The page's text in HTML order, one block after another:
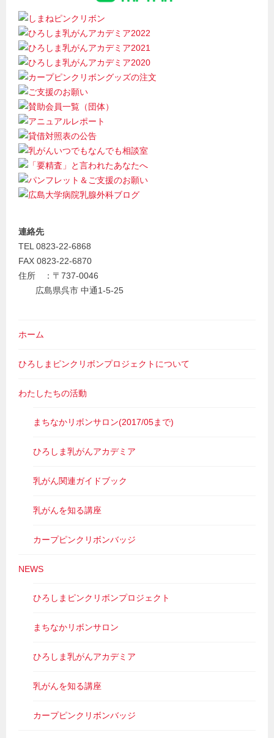
連絡先
TEL 0823-22-6868
FAX 0823-22-6870
住所 ：〒737-0046
広島県呉市 中通1-5-25
ホーム
ひろしまピンクリボンプロジェクトについて
わたしたちの活動
まちなかリボンサロン(2017/05まで)
ひろしま乳がんアカデミア
乳がん関連ガイドブック
乳がんを知る講座
カープピンクリボンバッジ
NEWS
ひろしまピンクリボンプロジェクト
まちなかリボンサロン
ひろしま乳がんアカデミア
乳がんを知る講座
カープピンクリボンバッジ